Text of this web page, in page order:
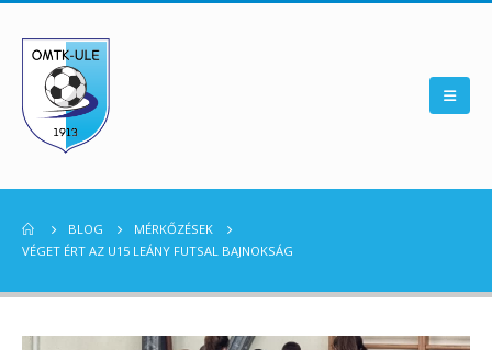
BLOG
MÉRKŐZÉSEK
VÉGET ÉRT AZ U15 LEÁNY FUTSAL BAJNOKSÁG